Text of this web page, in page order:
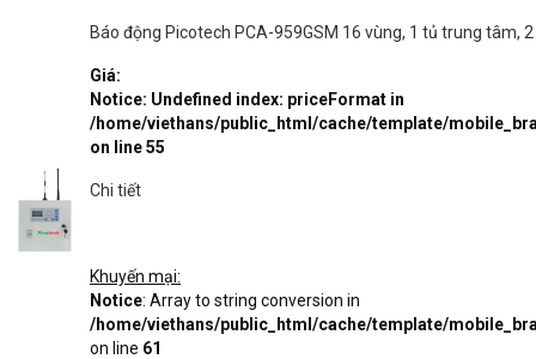
Báo động Picotech PCA-959GSM 16 vùng, 1 tủ trung tâm,
Giá:
Notice: Undefined index: priceFormat in
/home/viethans/public_html/cache/template/
on line55
Chi tiết
Khuyến mại:
Notice: Array to string conversion in
/home/viethans/public_html/cache/template/
on line 61